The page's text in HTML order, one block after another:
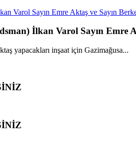
Varol Sayın Emre Aktaş ve Sayın
İlkan Varol Sayın Emre
yapacakları inşaat için Gazimağusa...